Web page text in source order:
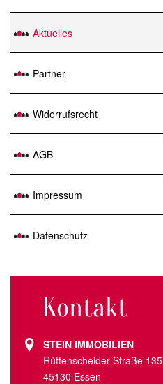
Aktuelles
Partner
Widerrufsrecht
AGB
Impressum
Datenschutz
Kontakt
STEIN IMMOBILIEN
Rüttenscheider Straße 135
45130 Essen